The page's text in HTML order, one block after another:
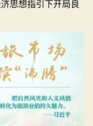
中
经
济
的
“热
辣
滚
烫”
_
中
思想指引下开局良